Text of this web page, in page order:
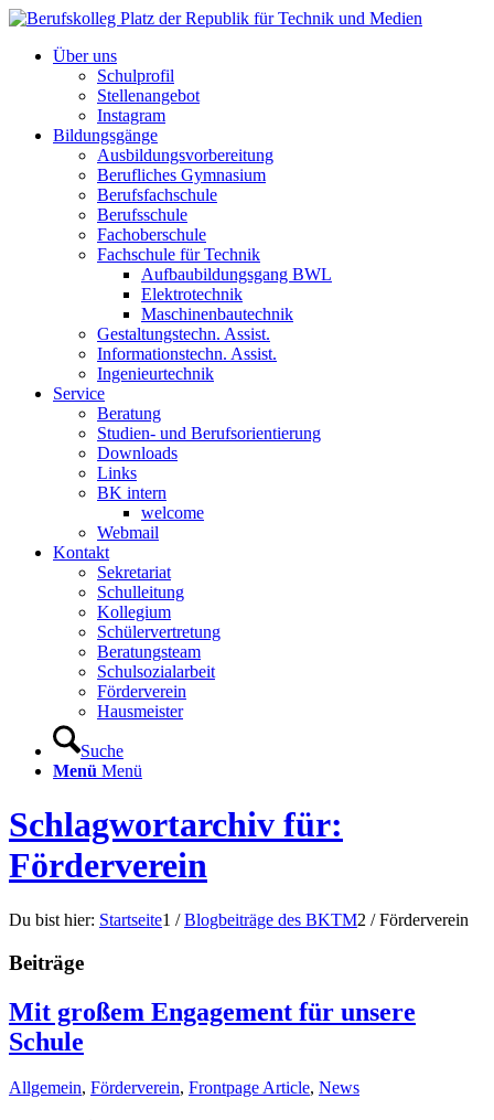
Über uns
Schulprofil
Stellenangebot
Instagram
Bildungsgänge
Ausbildungsvorbereitung
Berufliches Gymnasium
Berufsfachschule
Berufsschule
Fachoberschule
Fachschule für Technik
Aufbaubildungsgang BWL
Elektrotechnik
Maschinenbautechnik
Gestaltungstechn. Assist.
Informationstechn. Assist.
Ingenieurtechnik
Service
Beratung
Studien- und Berufsorientierung
Downloads
Links
BK intern
welcome
Webmail
Kontakt
Sekretariat
Schulleitung
Kollegium
Schülervertretung
Beratungsteam
Schulsozialarbeit
Förderverein
Hausmeister
Suche
Menü Menü
Schlagwortarchiv für:
Förderverein
Du bist hier: Startseite1 / Blogbeiträge des BKTM2 / Förderverein
Beiträge
Mit großem Engagement für unsere
Schule
Allgemein, Förderverein, Frontpage Article, News